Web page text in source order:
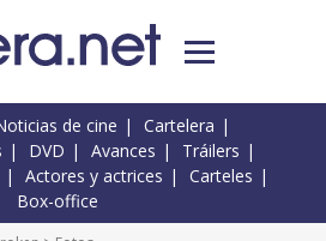
de cine
Cartelera
DVD Avances
Tráilers
Actores y actrices
Carteles
Box-office